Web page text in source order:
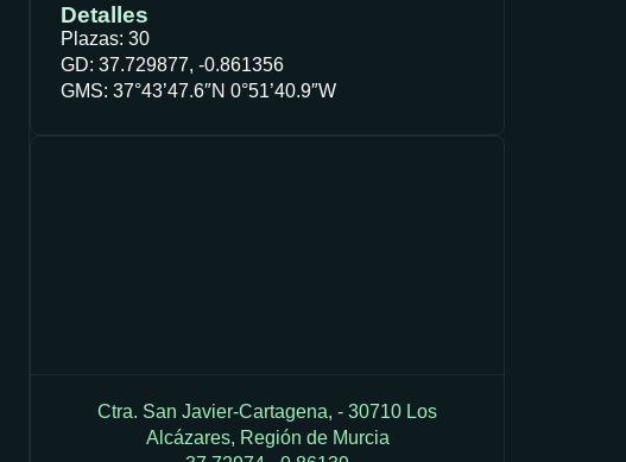
Detalles
Plazas: 30
GD: 37.729877, -0.861356
GMS: 37°43’47.6″N 0°51’40.9″W
Ctra. San Javier-Cartagena, - 30710 Los
Alcázares, Región de Murcia